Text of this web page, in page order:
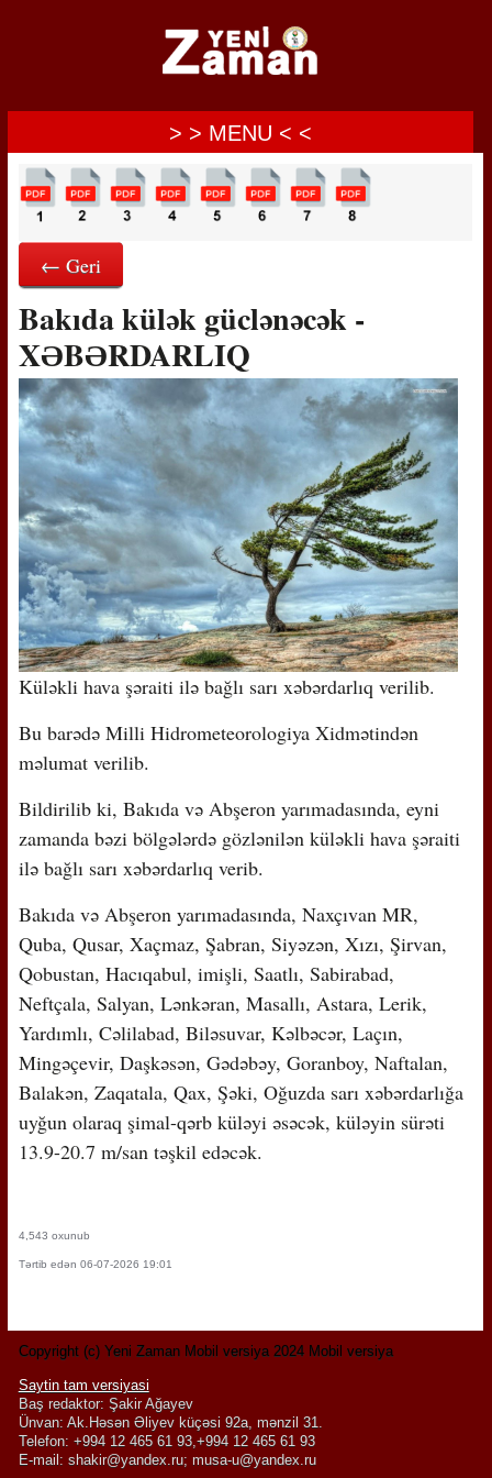
> > MENU < <
← Geri
Bakıda külək güclənəcək -
XƏBƏRDARLIQ
Küləkli hava şəraiti ilə bağlı sarı xəbərdarlıq verilib.
Bu barədə Milli Hidrometeorologiya Xidmətindən
məlumat verilib.
Bildirilib ki, Bakıda və Abşeron yarımadasında, eyni
zamanda bəzi bölgələrdə gözlənilən küləkli hava şəraiti
ilə bağlı sarı xəbərdarlıq verib.
Bakıda və Abşeron yarımadasında, Naxçıvan MR,
Quba, Qusar, Xaçmaz, Şabran, Siyəzən, Xızı, Şirvan,
Qobustan, Hacıqabul, imişli, Saatlı, Sabirabad,
Neftçala, Salyan, Lənkəran, Masallı, Astara, Lerik,
Yardımlı, Cəlilabad, Biləsuvar, Kəlbəcər, Laçın,
Mingəçevir, Daşkəsən, Gədəbəy, Goranboy, Naftalan,
Balakən, Zaqatala, Qax, Şəki, Oğuzda sarı xəbərdarlığa
uyğun olaraq şimal-qərb küləyi əsəcək, küləyin sürəti
13.9-20.7 m/san təşkil edəcək.
4,543 oxunub
Tərtib edən 06-07-2026 19:01
Copyright (c) Yeni Zaman Mobil versiya 2024 Mobil versiya
Saytin tam versiyasi
Baş redaktor: Şakir Ağayev
Ünvan: Ak.Həsən Əliyev küçəsi 92a, mənzil 31.
Telefon: +994 12 465 61 93,+994 12 465 61 93
E-mail: shakir@yandex.ru; musa-u@yandex.ru